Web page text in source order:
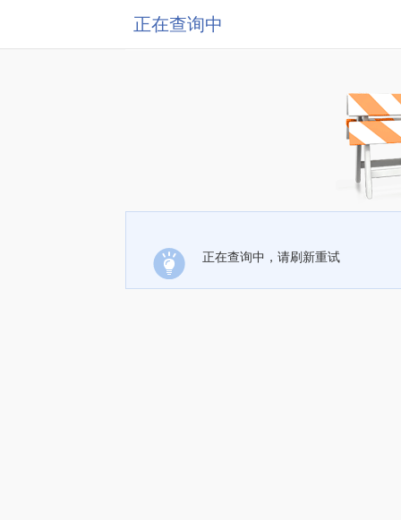
正在查询中
正在查询中，请刷新重试